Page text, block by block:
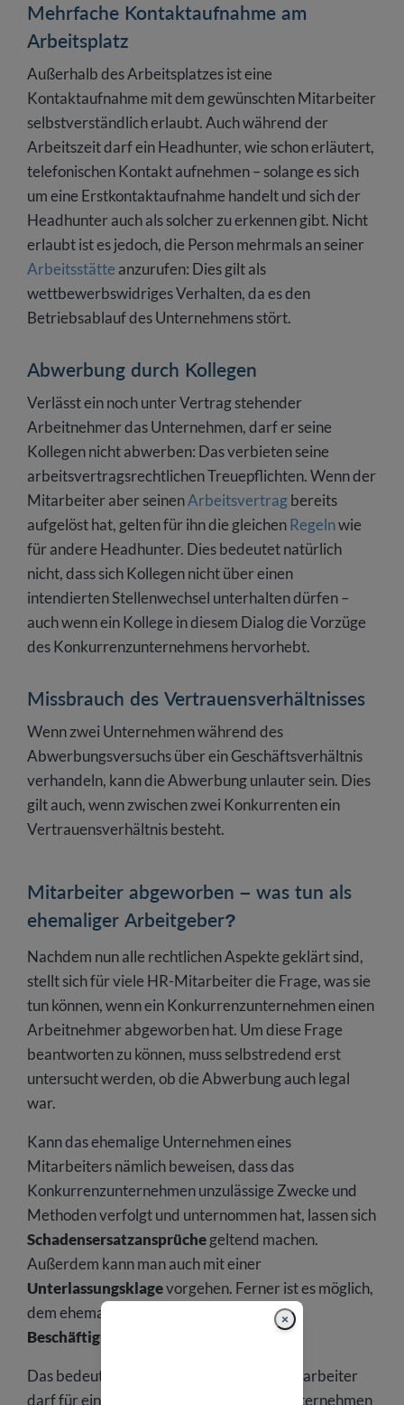
Mehrfache Kontaktaufnahme am
Arbeitsplatz
Außerhalb des Arbeitsplatzes ist eine
Kontaktaufnahme mit dem gewünschten Mitarbeiter
selbstverständlich erlaubt. Auch während der
Arbeitszeit darf ein Headhunter, wie schon erläutert,
telefonischen Kontakt aufnehmen – solange es sich
um eine Erstkontaktaufnahme handelt und sich der
Headhunter auch als solcher zu erkennen gibt. Nicht
erlaubt ist es jedoch, die Person mehrmals an seiner
Arbeitsstätte anzurufen: Dies gilt als
wettbewerbswidriges Verhalten, da es den
Betriebsablauf des Unternehmens stört.
Abwerbung durch Kollegen
Verlässt ein noch unter Vertrag stehender
Arbeitnehmer das Unternehmen, darf er seine
Kollegen nicht abwerben: Das verbieten seine
arbeitsvertragsrechtlichen Treuepflichten. Wenn der
Mitarbeiter aber seinenArbeitsvertragbereits
aufgelöst hat, gelten für ihn die gleichenRegelnwie
für andere Headhunter. Dies bedeutet natürlich
nicht, dass sich Kollegen nicht über einen
intendierten Stellenwechsel unterhalten dürfen –
auch wenn ein Kollege in diesem Dialog die Vorzüge
des Konkurrenzunternehmens hervorhebt.
Missbrauch des Vertrauensverhältnisses
Wenn zwei Unternehmen während des
Abwerbungsversuchs über ein Geschäftsverhältnis
verhandeln, kann die Abwerbung unlauter sein. Dies
gilt auch, wenn zwischen zwei Konkurrenten ein
Vertrauensverhältnis besteht.
Mitarbeiter abgeworben – was tun als
ehemaliger Arbeitgeber?
Nachdem nun alle rechtlichen Aspekte geklärt sind,
stellt sich für viele HR-Mitarbeiter die Frage, was sie
tun können, wenn ein Konkurrenzunternehmen einen
Arbeitnehmer abgeworben hat. Um diese Frage
beantworten zu können, muss selbstredend erst
untersucht werden, ob die Abwerbung auch legal
war.
Kann das ehemalige Unternehmen eines
Mitarbeiters nämlich beweisen, dass das
Konkurrenzunternehmen unzulässige Zwecke und
Methoden verfolgt und unternommen hat, lassen sich
Schadensersatzansprüchegeltend machen.
Außerdem kann man auch mit einer
Unterlassungsklagevorgehen. Ferner ist es möglich,
dem ehemaligen Mitarbeiter ein
Beschäftigungsverbot
auszusprechen.
Das bedeutet in anderen Worten: Der Mitarbeiter
darf für eine gewisse Zeit nicht für das Unternehmen
×